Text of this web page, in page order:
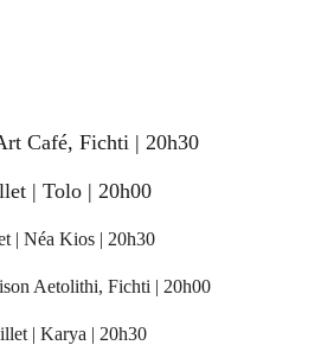
Café, Fichti | 20h30
| Tolo | 20h00
| Néa Kios | 20h30
Aetolithi, Fichti | 20h00
| Karya | 20h30